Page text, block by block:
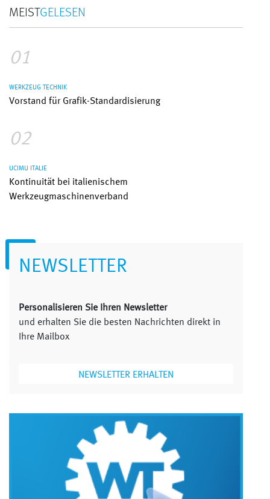
MEISTGELESEN
01
WERKZEUG TECHNIK
Vorstand für Grafik-Standardisierung
02
UCIMU ITALIE
Kontinuität bei italienischem
Werkzeugmaschinenverband
NEWSLETTER
Personalisieren Sie Ihren Newsletter
und erhalten Sie die besten Nachrichten direkt in
Ihre Mailbox
NEWSLETTER ERHALTEN